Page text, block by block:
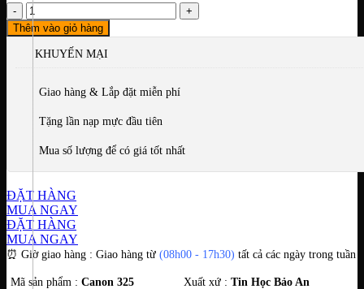
Cartridge
–
Hộp
mực
325
Máy
LBP
6000/
6030w/
MF3010ae
)
số
lượng
Thêm vào giỏ hàng
KHUYẾN MẠI
Giao hàng & Lắp đặt miễn phí
Tặng lần nạp mực đầu tiên
Mua số lượng để có giá tốt nhất
ĐẶT HÀNG
MUA NGAY
ĐẶT HÀNG
MUA NGAY
⏰ Giờ giao hàng : Giao hàng từ (08h00 - 17h30) tất cả các ngày trong tuần
Mã sản phẩm : Canon 325 Xuất xứ : Tin Học Bảo An